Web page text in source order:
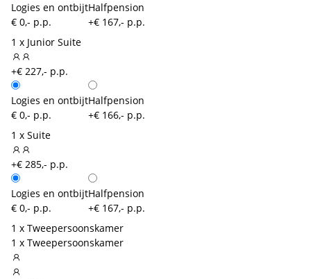
Logies en ontbijt
€ 0,- p.p.
Halfpension
+€ 167,- p.p.
1 x Junior Suite
+€ 227,- p.p.
Logies en ontbijt
€ 0,- p.p.
Halfpension
+€ 166,- p.p.
1 x Suite
+€ 285,- p.p.
Logies en ontbijt
€ 0,- p.p.
Halfpension
+€ 167,- p.p.
1 x Tweepersoonskamer
1 x Tweepersoonskamer